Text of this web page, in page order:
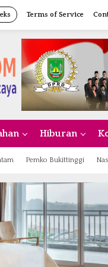
Terms of Service
Hiburan
Pemko Bukittinggi
Sirion